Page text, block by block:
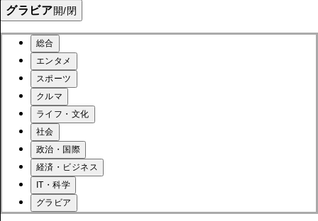
グラビア開/閉
総合
エンタメ
スポーツ
クルマ
ライフ・文化
社会
政治・国際
経済・ビジネス
IT・科学
グラビア